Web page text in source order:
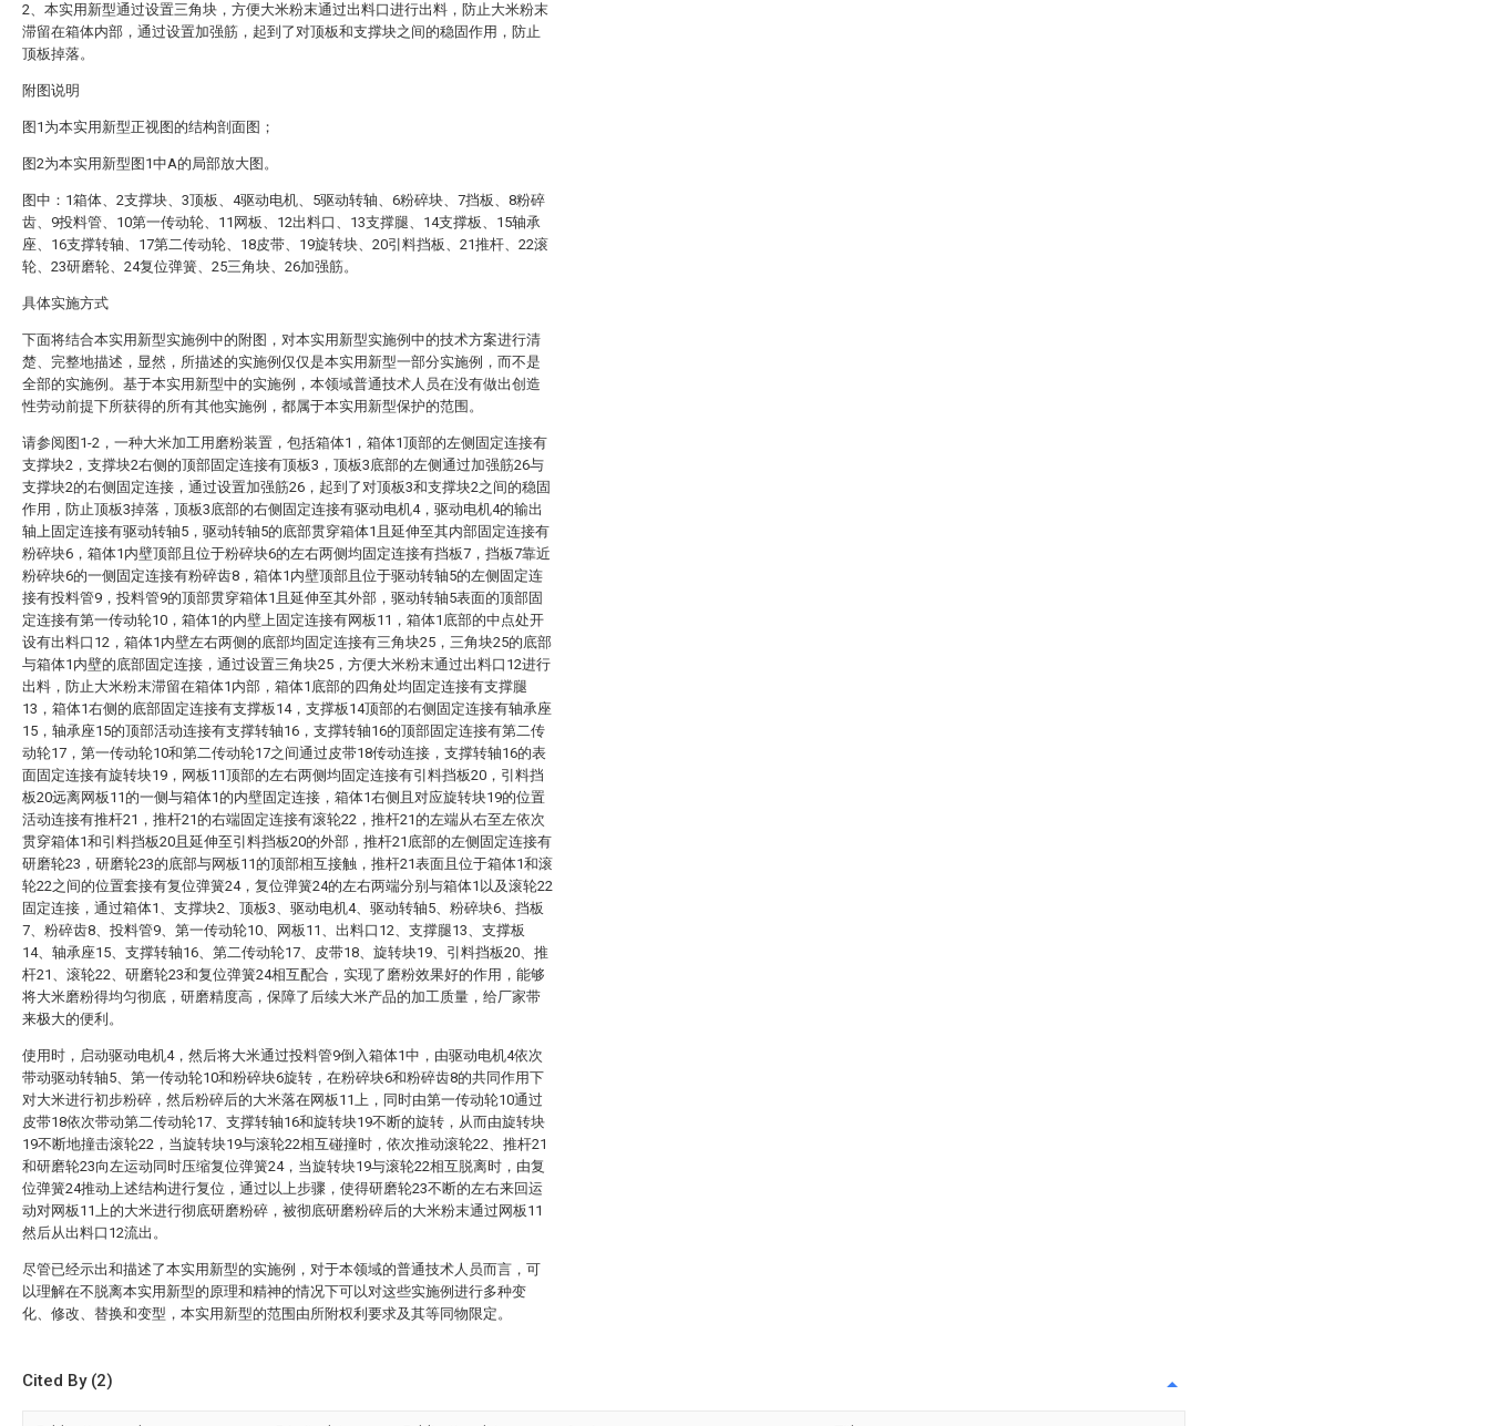
2、本实用新型通过设置三角块，方便大米粉末通过出料口进行出料，防止大米粉末
滞留在箱体内部，通过设置加强筋，起到了对顶板和支撑块之间的稳固作用，防止
顶板掉落。
附图说明
图1为本实用新型正视图的结构剖面图；
图2为本实用新型图1中A的局部放大图。
图中：1箱体、2支撑块、3顶板、4驱动电机、5驱动转轴、6粉碎块、7挡板、8粉碎
齿、9投料管、10第一传动轮、11网板、12出料口、13支撑腿、14支撑板、15轴承
座、16支撑转轴、17第二传动轮、18皮带、19旋转块、20引料挡板、21推杆、22滚
轮、23研磨轮、24复位弹簧、25三角块、26加强筋。
具体实施方式
下面将结合本实用新型实施例中的附图，对本实用新型实施例中的技术方案进行清
楚、完整地描述，显然，所描述的实施例仅仅是本实用新型一部分实施例，而不是
全部的实施例。基于本实用新型中的实施例，本领域普通技术人员在没有做出创造
性劳动前提下所获得的所有其他实施例，都属于本实用新型保护的范围。
请参阅图1-2，一种大米加工用磨粉装置，包括箱体1，箱体1顶部的左侧固定连接有
支撑块2，支撑块2右侧的顶部固定连接有顶板3，顶板3底部的左侧通过加强筋26与
支撑块2的右侧固定连接，通过设置加强筋26，起到了对顶板3和支撑块2之间的稳固
作用，防止顶板3掉落，顶板3底部的右侧固定连接有驱动电机4，驱动电机4的输出
轴上固定连接有驱动转轴5，驱动转轴5的底部贯穿箱体1且延伸至其内部固定连接有
粉碎块6，箱体1内壁顶部且位于粉碎块6的左右两侧均固定连接有挡板7，挡板7靠近
粉碎块6的一侧固定连接有粉碎齿8，箱体1内壁顶部且位于驱动转轴5的左侧固定连
接有投料管9，投料管9的顶部贯穿箱体1且延伸至其外部，驱动转轴5表面的顶部固
定连接有第一传动轮10，箱体1的内壁上固定连接有网板11，箱体1底部的中点处开
设有出料口12，箱体1内壁左右两侧的底部均固定连接有三角块25，三角块25的底部
与箱体1内壁的底部固定连接，通过设置三角块25，方便大米粉末通过出料口12进行
出料，防止大米粉末滞留在箱体1内部，箱体1底部的四角处均固定连接有支撑腿
13，箱体1右侧的底部固定连接有支撑板14，支撑板14顶部的右侧固定连接有轴承座
15，轴承座15的顶部活动连接有支撑转轴16，支撑转轴16的顶部固定连接有第二传
动轮17，第一传动轮10和第二传动轮17之间通过皮带18传动连接，支撑转轴16的表
面固定连接有旋转块19，网板11顶部的左右两侧均固定连接有引料挡板20，引料挡
板20远离网板11的一侧与箱体1的内壁固定连接，箱体1右侧且对应旋转块19的位置
活动连接有推杆21，推杆21的右端固定连接有滚轮22，推杆21的左端从右至左依次
贯穿箱体1和引料挡板20且延伸至引料挡板20的外部，推杆21底部的左侧固定连接有
研磨轮23，研磨轮23的底部与网板11的顶部相互接触，推杆21表面且位于箱体1和滚
轮22之间的位置套接有复位弹簧24，复位弹簧24的左右两端分别与箱体1以及滚轮22
固定连接，通过箱体1、支撑块2、顶板3、驱动电机4、驱动转轴5、粉碎块6、挡板
7、粉碎齿8、投料管9、第一传动轮10、网板11、出料口12、支撑腿13、支撑板
14、轴承座15、支撑转轴16、第二传动轮17、皮带18、旋转块19、引料挡板20、推
杆21、滚轮22、研磨轮23和复位弹簧24相互配合，实现了磨粉效果好的作用，能够
将大米磨粉得均匀彻底，研磨精度高，保障了后续大米产品的加工质量，给厂家带
来极大的便利。
使用时，启动驱动电机4，然后将大米通过投料管9倒入箱体1中，由驱动电机4依次
带动驱动转轴5、第一传动轮10和粉碎块6旋转，在粉碎块6和粉碎齿8的共同作用下
对大米进行初步粉碎，然后粉碎后的大米落在网板11上，同时由第一传动轮10通过
皮带18依次带动第二传动轮17、支撑转轴16和旋转块19不断的旋转，从而由旋转块
19不断地撞击滚轮22，当旋转块19与滚轮22相互碰撞时，依次推动滚轮22、推杆21
和研磨轮23向左运动同时压缩复位弹簧24，当旋转块19与滚轮22相互脱离时，由复
位弹簧24推动上述结构进行复位，通过以上步骤，使得研磨轮23不断的左右来回运
动对网板11上的大米进行彻底研磨粉碎，被彻底研磨粉碎后的大米粉末通过网板11
然后从出料口12流出。
尽管已经示出和描述了本实用新型的实施例，对于本领域的普通技术人员而言，可
以理解在不脱离本实用新型的原理和精神的情况下可以对这些实施例进行多种变
化、修改、替换和变型，本实用新型的范围由所附权利要求及其等同物限定。
Cited By (2)